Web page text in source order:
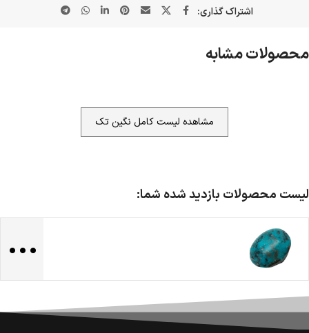
اشتراک گذاری:
محصولات مشابه
مشاهده لیست کامل نگین تک
لیست محصولات بازدید شده شما:
...
ضمانت اصالت کالا
گارانتی معتبر برای تمامی محصولات ارائه می‌شود.